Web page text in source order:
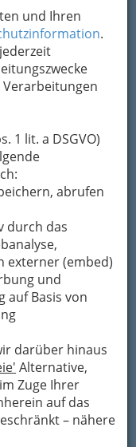
und Ihren
.
Verarbeitungen
1 lit. a DSGVO)
abrufen
durch das
externer (embed)
und
auf Basis von
darüber hinaus
Alternative,
Zuge Ihrer
auf das
– nähere
Mails zu
Stelle zur
sicheres
nach dem
an das
Puntigam